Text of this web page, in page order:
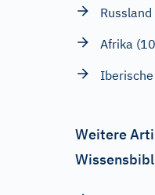
Afrika
Weitere